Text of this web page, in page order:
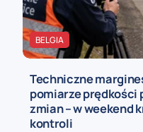
BELGIA
Techniczne
pomiarze prędkości
zmian – w weekend
kontroli